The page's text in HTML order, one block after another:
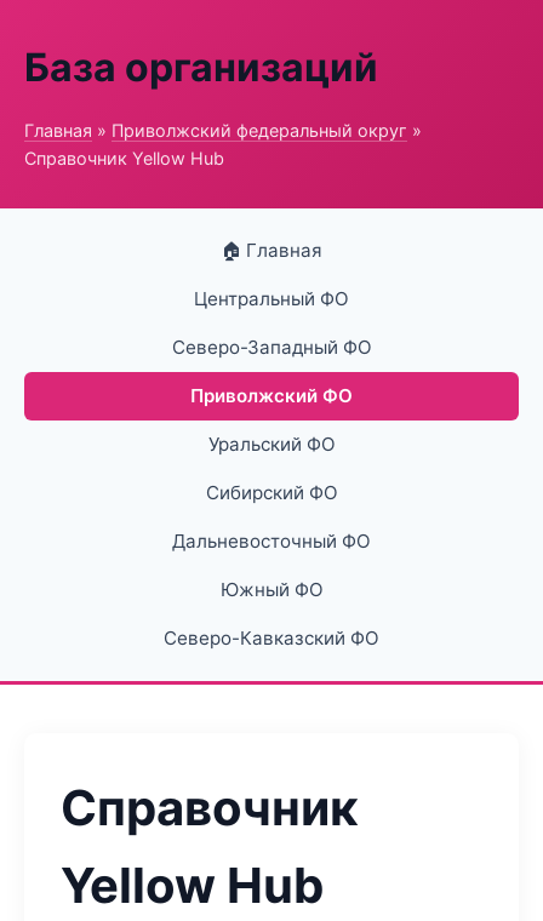
База организаций
Главная » Приволжский федеральный округ »
Справочник Yellow Hub
🏠 Главная
Центральный ФО
Северо-Западный ФО
Приволжский ФО
Уральский ФО
Сибирский ФО
Дальневосточный ФО
Южный ФО
Северо-Кавказский ФО
Справочник
Yellow Hub